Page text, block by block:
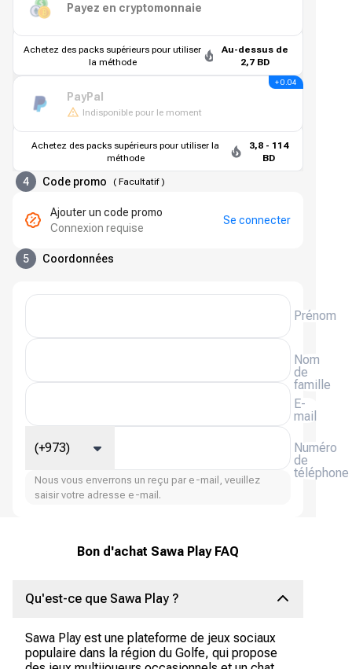
Payez en cryptomonnaie
Achetez des packs supérieurs pour utiliser
la méthode
Au-dessus de
2,7 BD
PayPal
Indisponible pour le moment
+ 0.04
Achetez des packs supérieurs pour utiliser la
méthode
3,8 - 114
BD
4 Code promo ( Facultatif)
Ajouter un code promo
Connexion requise
Se connecter
5 Coordonnées
Prénom
Nom
de
famille
E-
mail
Numéro
de
téléphone
(+973)
Nous vous enverrons un reçu par e-mail, veuillez
saisir votre adresse e-mail.
Bon d'achat Sawa Play FAQ
Qu'est-ce que Sawa Play ?
Sawa Play est une plateforme de jeux sociaux
populaire dans la région du Golfe, qui propose